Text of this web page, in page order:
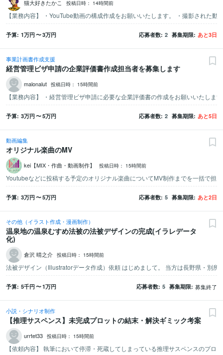
猫大好きたかこ 投稿日時： 14時間前
予算 1万円〜3万円 応募者数 2 募集期限 あと3日
事業計画書作成支援
経営管理ビザ申請の企業評価書作成担当者を募集します
malonalut 投稿日時： 15時間前
予算 3万円〜5万円 応募者数 2 募集期限 あと5日
動画編集
オリジナル楽曲のMV
kei【MIX・作曲・動画制作】 投稿日時： 15時間前
予算 3万円〜5万円 応募者数 5 募集期限 あと2日
その他（イラスト作成・漫画制作）
温泉地の温泉むすめ法被の法被デザインの完成(イラレデータ
化)
倉沢 晴之介 投稿日時： 15時間前
予算 5千円〜1万円 応募者数 5 募集期限 募集終了
小説・シナリオ制作
【推理サスペンス】未完成プロットの結末・解決ギミック考案
urrtet33 投稿日時： 15時間前